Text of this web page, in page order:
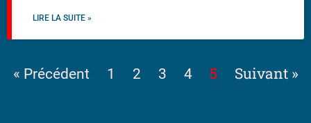
LIRE LA SUITE »
« Précédent 1 2 3 4 5 Suivant »